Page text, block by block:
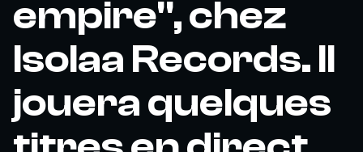
empire", chez
Isolaa Records. Il
jouera quelques